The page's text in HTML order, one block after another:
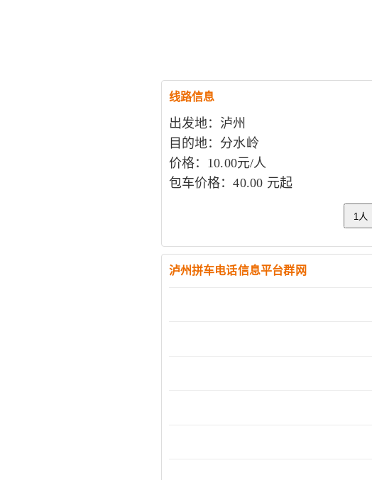
线路信息
出发地：泸州
目的地：分水岭
价格：10.00元/人
包车价格：40.00 元起
1人
泸州拼车电话信息平台群网